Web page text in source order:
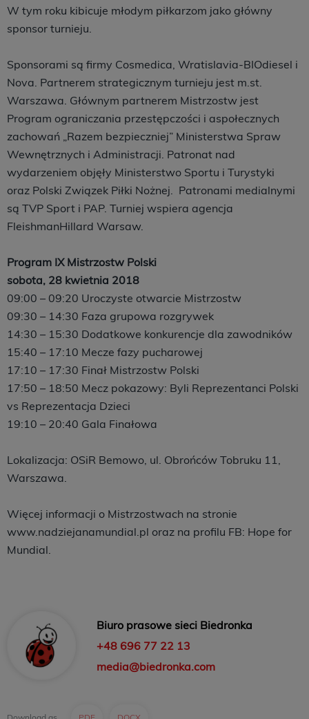
W tym roku kibicuje młodym piłkarzom jako główny
sponsor turnieju.
Sponsorami są firmy Cosmedica, Wratislavia-BIOdiesel i
Nova. Partnerem strategicznym turnieju jest m.st.
Warszawa. Głównym partnerem Mistrzostw jest
Program ograniczania przestępczości i aspołecznych
zachowań „Razem bezpieczniej” Ministerstwa Spraw
Wewnętrznych i Administracji. Patronat nad
wydarzeniem objęły Ministerstwo Sportu i Turystyki
oraz Polski Związek Piłki Nożnej. Patronami medialnymi
są TVP Sport i PAP. Turniej wspiera agencja
FleishmanHillard Warsaw.
Program IX Mistrzostw Polski
sobota, 28 kwietnia 2018
09:00 – 09:20 Uroczyste otwarcie Mistrzostw
09:30 – 14:30 Faza grupowa rozgrywek
14:30 – 15:30 Dodatkowe konkurencje dla zawodników
15:40 – 17:10 Mecze fazy pucharowej
17:10 – 17:30 Finał Mistrzostw Polski
17:50 – 18:50 Mecz pokazowy: Byli Reprezentanci Polski
vs Reprezentacja Dzieci
19:10 – 20:40 Gala Finałowa
Lokalizacja: OSiR Bemowo, ul. Obrońców Tobruku 11,
Warszawa.
Więcej informacji o Mistrzostwach na stronie
www.nadziejanamundial.pl oraz na profilu FB: Hope for
Mundial.
Biuro prasowe sieci Biedronka
+48 696 77 22 13
media@biedronka.com